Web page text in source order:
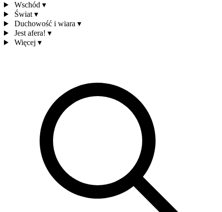
Wschód ▾
Świat ▾
Duchowość i wiara ▾
Jest afera! ▾
Więcej ▾